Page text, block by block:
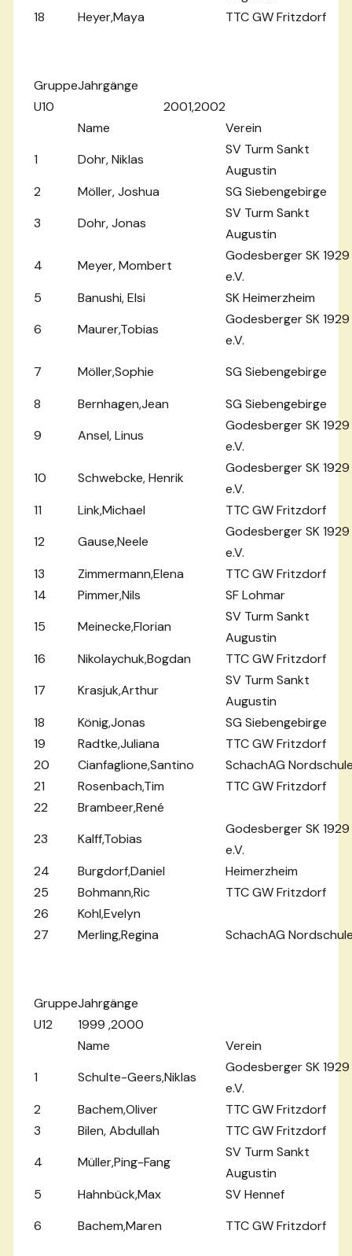
18
Heyer,Maya TTC GW Fritzdorf
GruppeJahrgänge
U10
2001,2002
Name
Verein
1
Dohr, Niklas
SV Turm Sankt
Augustin
2
Möller, Joshua
SG Siebengebirge
3
Dohr, Jonas
SV Turm Sankt
Augustin
4
Meyer, Mombert
Godesberger SK 1929
e.V.
5
Banushi, Elsi
SK Heimerzheim
6
Maurer,Tobias
Godesberger SK 1929
e.V.
7
Möller,Sophie
SG Siebengebirge
8
Bernhagen,Jean
SG Siebengebirge
9
Ansel, Linus
Godesberger SK 1929
e.V.
10
Schwebcke, Henrik
Godesberger SK 1929
e.V.
11
Link,Michael
TTC GW Fritzdorf
12
Gause,Neele
Godesberger SK 1929
e.V.
13
Zimmermann,Elena
TTC GW Fritzdorf
14
Pimmer,Nils
SF Lohmar
15
Meinecke,Florian
SV Turm Sankt
Augustin
16
Nikolaychuk,Bogdan
TTC GW Fritzdorf
17
Krasjuk,Arthur
SV Turm Sankt
Augustin
18
König,Jonas
SG Siebengebirge
19
Radtke,Juliana
TTC GW Fritzdorf
20
Cianfaglione,Santino
SchachAG
21
Rosenbach,Tim
TTC GW Fritzdorf
22
Brambeer,René
23
Kalff,Tobias
Godesberger SK 1929
e.V.
24
Burgdorf,Daniel
Heimerzheim
25
Bohmann,Ric
TTC GW Fritzdorf
26
Kohl,Evelyn
27
Merling,Regina SchachAG
GruppeJahrgänge
U12
1999 ,2000
Name
Verein
1
Schulte-Geers,Niklas
Godesberger SK 1929
e.V.
2
Bachem,Oliver
TTC GW Fritzdorf
3
Bilen, Abdullah
TTC GW Fritzdorf
4
Müller,Ping-Fang
SV Turm Sankt
Augustin
5
Hahnbück,Max
SV Hennef
6
Bachem,Maren TTC GW Fritzdorf